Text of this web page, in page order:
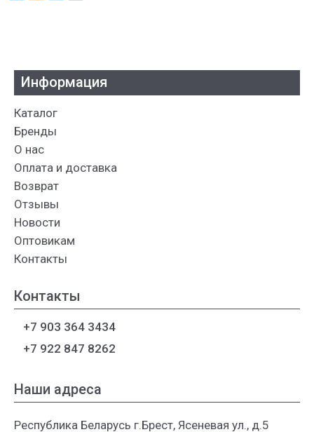
Информация
Каталог
Бренды
О нас
Оплата и доставка
Возврат
Отзывы
Новости
Оптовикам
Контакты
Контакты
+7 903 364 3434
+7 922 847 8262
Наши адреса
Республика Беларусь г.Брест, Ясеневая ул., д.5